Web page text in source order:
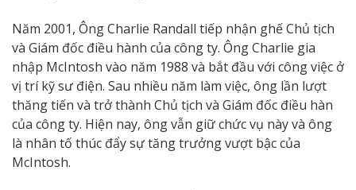
Năm 2001, Ông Charlie Randall tiếp nhận ghế Chủ tịch
và Giám đốc điều hành của công ty. Ông Charlie gia
nhập McIntosh vào năm 1988 và bắt đầu với công việc ở
vị trí kỹ sư điện. Sau nhiều năm làm việc, ông lần lượt
thăng tiến và trở thành Chủ tịch và Giám đốc điều hàn
của công ty. Hiện nay, ông vẫn giữ chức vụ này và ông
là nhân tố thúc đẩy sự tăng trưởng vượt bậc của
McIntosh.